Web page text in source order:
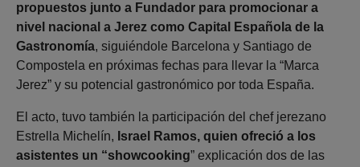
propuestos junto a Fundador para promocionar a
nivel nacional a Jerez como Capital Española de la
Gastronomía, siguiéndole Barcelona y Santiago de
Compostela en próximas fechas para llevar la “Marca
Jerez” y su potencial gastronómico por toda España.
El acto, tuvo también la participación del chef jerezano
Estrella Michelín, Israel Ramos, quien ofreció a los
asistentes un “showcooking” explicación dos de las